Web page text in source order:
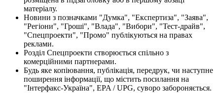
матеріалу.
Новини з позначками "Думка", "Експертиза", "Заява",
"Регіони", "Гроші", "Влада", "Вибори", "Тест-драйв",
"Спецпроекти", "Промо" публікуються на правах
реклами.
Розділ Спецпроекти створюється спільно з
комерційними партнерами.
Будь яке копіювання, публікація, передрук, чи наступне
поширення інформації, що містить посилання на
"Інтерфакс-Україна", EPA / UPG, суворо забороняється.